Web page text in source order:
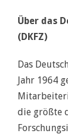
Über das
(DKFZ)
Das
Jahr 1964
die größte